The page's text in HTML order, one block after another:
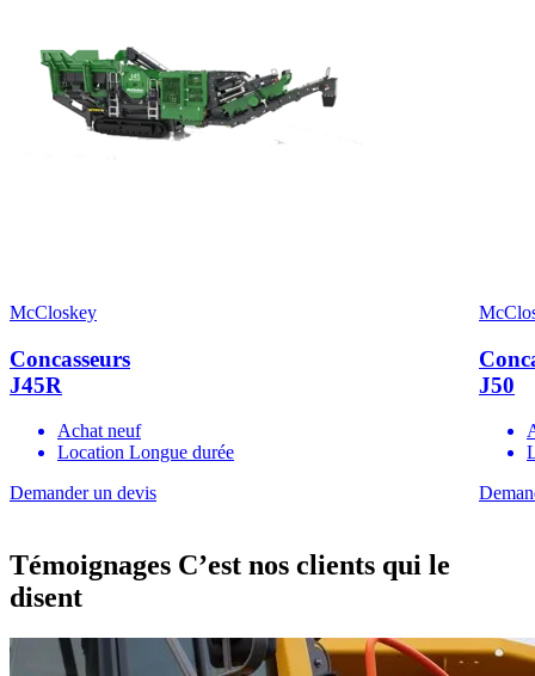
McCloskey
Concasseurs
J45R
Achat neuf
Location Longue durée
Demander un devis
J50
Témoignages C’est nos clients qui le
disent